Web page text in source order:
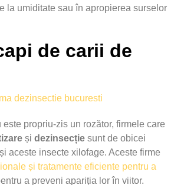
la umiditate sau în apropierea surselor
de carii de
propriu-zis un rozător, firmele care
și dezinsecție sunt de obicei
aceste insecte xilofage. Aceste firme
și tratamente eficiente pentru a
a preveni apariția lor în viitor.